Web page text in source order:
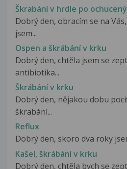
Škrabání v hrdle po
Dobrý den, obracím se na
jsem...
Ospen a škrábání v krku
Dobrý den, chtěla jsem se
antibiotika...
Škrábání v krku
Dobrý den, nějakou dobu
škrabání...
Reflux
Dobrý den, skoro dva roky
Kašel, škrábání v krku
Dobrý den, chtěla bych se